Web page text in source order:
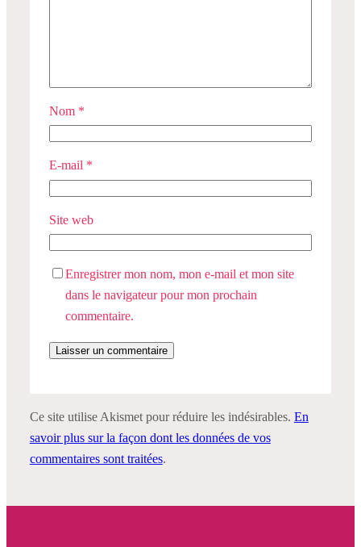
Nom *
E-mail *
Site web
Enregistrer mon nom, mon e-mail et mon site
dans le navigateur pour mon prochain
commentaire.
Ce site utilise Akismet pour réduire les indésirables. En
savoir plus sur la façon dont les données de vos
commentaires sont traitées.